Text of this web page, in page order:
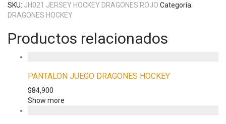
SKU: JH021 JERSEY HOCKEY DRAGONES ROJO Categoría:
DRAGONES HOCKEY
Productos relacionados
PANTALON JUEGO DRAGONES HOCKEY
$84,900
Show more